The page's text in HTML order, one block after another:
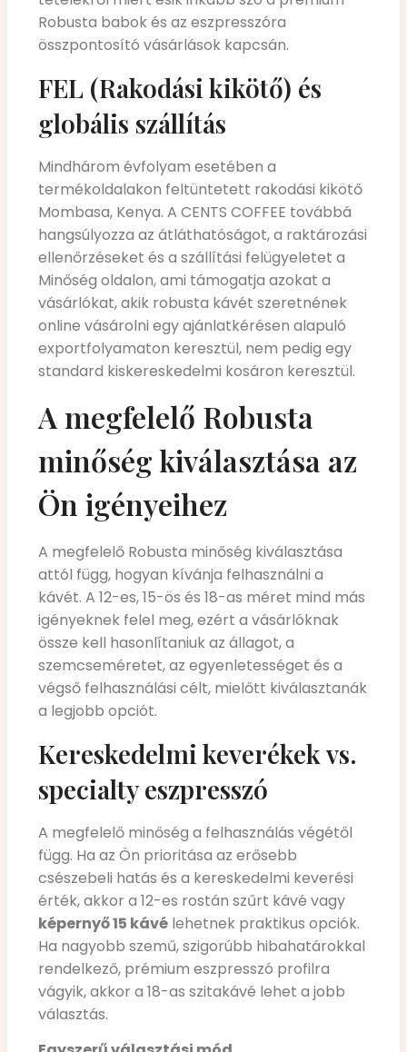
Robusta babok és az eszpresszóra
összpontosító vásárlások kapcsán.
FEL (Rakodási kikötő) és
globális szállítás
Mindhárom évfolyam esetében a
termékoldalakon feltüntetett rakodási kikötő
Mombasa, Kenya. A CENTS COFFEE továbbá
hangsúlyozza az átláthatóságot, a raktározási
ellenőrzéseket és a szállítási felügyeletet a
Minőség oldalon, ami támogatja azokat a
vásárlókat, akik robusta kávét szeretnének
online vásárolni egy ajánlatkérésen alapuló
exportfolyamaton keresztül, nem pedig egy
standard kiskereskedelmi kosáron keresztül.
A megfelelő Robusta
minőség kiválasztása az
Ön igényeihez
A megfelelő Robusta minőség kiválasztása
attól függ, hogyan kívánja felhasználni a
kávét. A 12-es, 15-ös és 18-as méret mind más
igényeknek felel meg, ezért a vásárlóknak
össze kell hasonlítaniuk az állagot, a
szemcseméretet, az egyenletességet és a
végső felhasználási célt, mielőtt kiválasztanák
a legjobb opciót.
Kereskedelmi keverékek vs.
specialty eszpresszó
A megfelelő minőség a felhasználás végétől
függ. Ha az Ön prioritása az erősebb
csészebeli hatás és a kereskedelmi keverési
érték, akkor a 12-es rostán szűrt kávé vagy
képernyő 15 kávé lehetnek praktikus opciók.
Ha nagyobb szemű, szigorúbb hibahatárokkal
rendelkező, prémium eszpresszó profilra
vágyik, akkor a 18-as szitakávé lehet a jobb
választás.